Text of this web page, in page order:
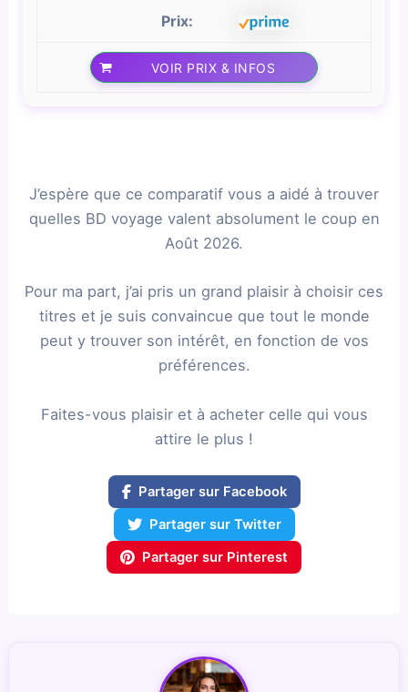
VOIR PRIX & INFOS
J’espère que ce comparatif vous a aidé à trouver
quelles BD voyage valent absolument le coup en
Août 2026.
Pour ma part, j’ai pris un grand plaisir à choisir ces
titres et je suis convaincue que tout le monde
peut y trouver son intérêt, en fonction de vos
préférences.
Faites-vous plaisir et à acheter celle qui vous
attire le plus !
Partager sur Facebook
Partager sur Twitter
Partager sur Pinterest